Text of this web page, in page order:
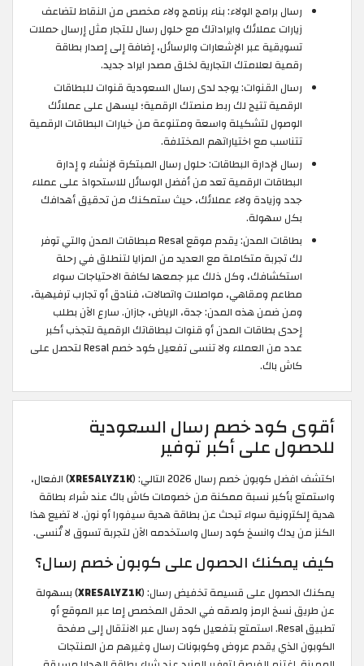
رسال برامج الولاء: بناء برنامج ولاء مخصص من النقاط لتضاعف
زيارات عملائك وايراداتك مع حلول رسال للتجار مثل إرسال حملات
تسويقية عبر الإشعارات والرسائل، إضافة إلى إصدار بطاقة
رقمية لعلامتك التجارية لخلق مصدر ايراد جديد.
رسال القنوات: يوجد لدى رسال السعودية قنوات للبطاقات
الرقمية تتيح لك ربط منصتك الرقمية؛ ليسهل على عملائك
الوصول لتشكيلة واسعة ومتنوعة من خيارات البطاقات الرقمية
تتناسب مع اختياراتهم المختلفة.
رسال لإدارة البطاقات: حلول رسال المبتكرة لإنشاء و إدارة
البطاقات الرقمية تعد من أفضل الوسائل للاستحواذ على عملاء
جدد وزيادة ولاء عملائك، حيث ستمكنك من تحقيق أهدافك
بكل سهولة.
بطاقات المدن: يقدم موقع Resal مبطاقات المدن والتي توفر
لك تجربة متكاملة مع العديد من المزايا لتنطلق في رحلة
استكشافك، وكل ذلك عبر جمعها لكافة الاحتياجات سواء
مطاعم ومقاهي، مواصلات واتصالات، فنادق أو تجارب ترفيهية،
ومن ضمن هذه المدن: جدة، الرياض، جازان. سارع الآن بطلب
إحدى بطاقات المدن أو قنوات لبطاقاتك الرقمية لتجذب أكبر
عدد من العملاء ولا تنسى تفعيل كود خصم Resal لتحصل على
كاش باك.
أقوى كود خصم رسال السعودية
للحصول على أكبر توفير
اكتشف افضل كوبون خصم رسال 2026 التالي: ( XRESALYZ1K) الفعال،
واستمتع بأكبر نسبة ممكنة من خصومات كاش باك عند شراء بطاقة
هدية إلكترونية سواء تبحث عن بطاقة هدية سيفورا أو نون. لا تضيع هذا
الكنز من يدك وانسخ كود رسال واستخدمه الآن لتجربة تسوق لا تُنسى.
كيف يمكنك الحصول على كوبون خصم رسال؟
يمكنك الحصول على قسيمة تخفيض رسال: (XRESALYZ1K) بسهولة
عن طريق نسخ الرمز ولصقه في الحقل المخصص إما عبر الموقع أو
تطبيق Resal. استمتع بتفعيل كود رسال عبر الانتقال إلى صفحة
الكوبون الذي يقدم عروض وكوبونات رسال وغيرهم من المنتجات